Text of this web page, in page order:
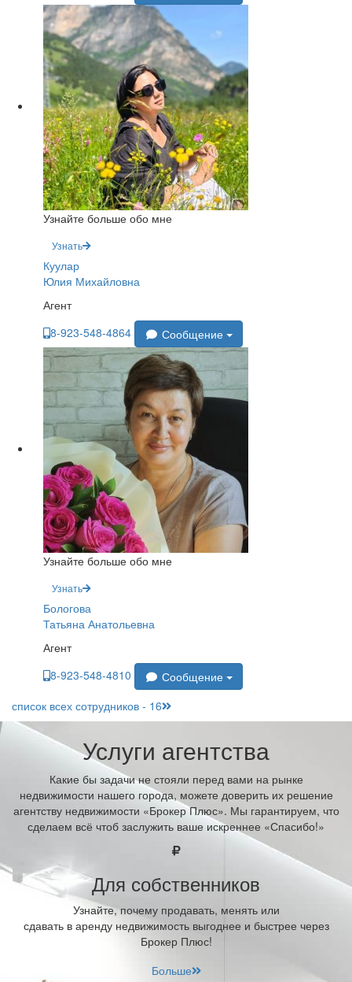
Узнайте больше обо мне
Узнать
Куулар
Юлия Михайловна
Агент
8-923-548-4864
Сообщение
Узнайте больше обо мне
Узнать
Бологова
Татьяна Анатольевна
Агент
8-923-548-4810
Сообщение
список всех сотрудников - 16
Услуги агентства
Какие бы задачи не стояли перед вами на рынке
недвижимости нашего города, можете доверить их решение
агентству недвижимости «Брокер Плюс». Мы гарантируем, что
сделаем всё чтоб заслужить ваше искреннее «Спасибо!»
Для собственников
Узнайте, почему продавать, менять или
сдавать в аренду недвижимость выгоднее и быстрее через
Брокер Плюс!
Больше